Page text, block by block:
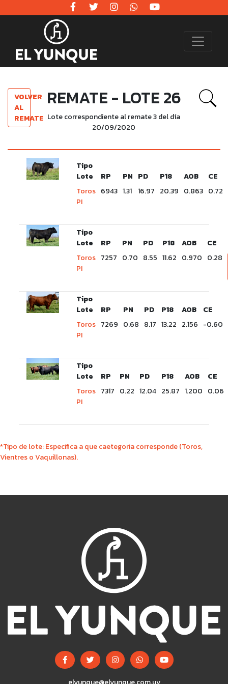
VOLVER
AL
REMATE
REMATE - LOTE 26
Lote correspondiente al remate 3 del día
20/09/2020
Tipo
Lote
RP PN PD P18 AOB
CE
Toros
PI
6943 1.31 16.97 20.39 0.863 0.72
Tipo
Lote
RP PN PD P18 AOB
CE
Toros
PI
7257 0.70 8.55 11.62 0.970 0.28
Tipo
Lote
RP PN PD P18 AOB
CE
Toros
PI
7269 0.68 8.17 13.22 2.156 -0.60
Tipo
Lote
RP PN PD P18 AOB
CE
Toros
PI
7317 0.22 12.04 25.87 1.200 0.06
*Tipo de lote: Especifica a que caetegoria corresponde (Toros,
Vientres o Vaquillonas).